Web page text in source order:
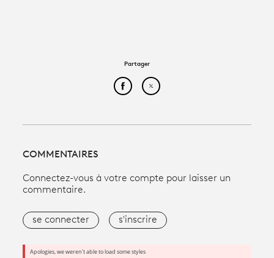
Partager
Partager cet article sur
Partager cet article sur
COMMENTAIRES
Connectez-vous à votre compte pour laisser un
commentaire.
se connecter s'inscrire